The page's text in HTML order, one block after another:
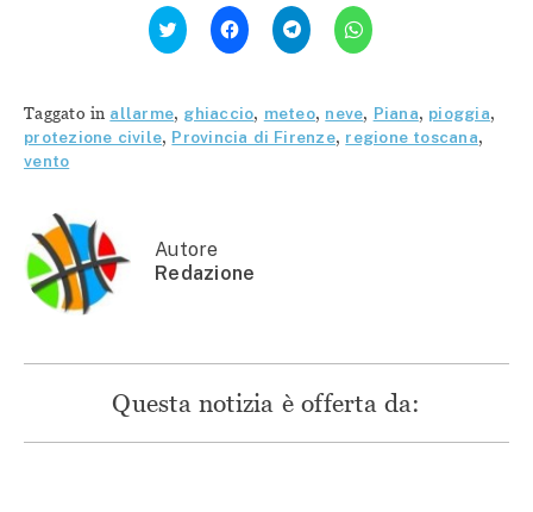
Fai
clic
qui
Twitter
(Si
apre
in
Fai
clic
per
condividere
(Si
apre
in
una
Fai
clic
per
condividere
(Si
apre
in
una
Fai
clic
per
(Si
apre
in
una
Taggato in allarme, ghiaccio, meteo, neve, Piana, pioggia,
protezione civile, Provincia di Firenze, regione toscana,
vento
Autore
Redazione
Questa notizia è offerta da: